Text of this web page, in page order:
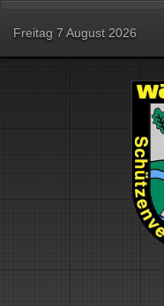
Freitag 7 August 2026